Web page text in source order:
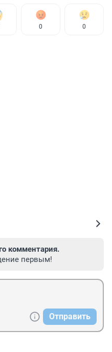
0 0
комментария.
первым!
Отправить